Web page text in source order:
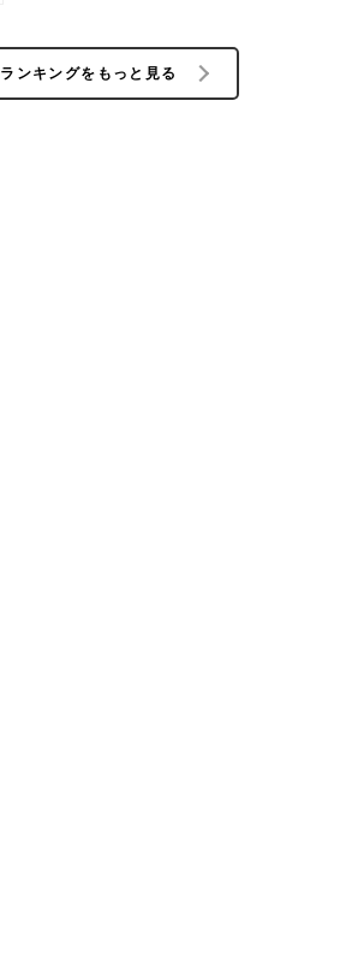
ランキングをもっと見る